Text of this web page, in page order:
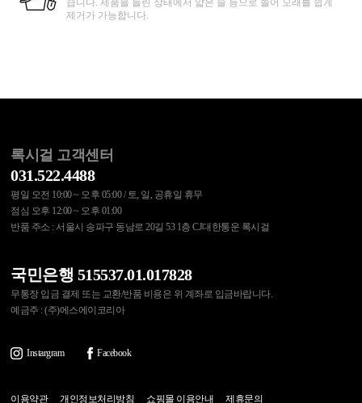
습니다. 제품을 늘린 상태에서 얇은 솔 등으로 쓸어 모래를 쉽게
제거가 가능합니다.
록시걸 고객센터
031.522.4488
평일 오전 10:00 ~ 오후 05:00 / 토, 일, 공휴일 휴무
점심 오후 12:00 ~ 오후 01:00
반품 주소 : 서울시 송파구 동남로 20길 53 1층 CJ대한통운 록시걸
국민은행 515537.01.017828
무통장 입금 결제 또는 교환/반품 비용은 위 계좌로 입금바랍니다.
예금주 : (주)에스에이코리아
Instargram Facebook
이용약관 개인정보처리방침 쇼핑몰 이용안내 제휴문의